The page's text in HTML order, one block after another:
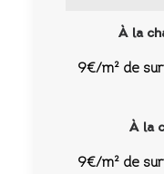
À la
9€/m² de
À la
9€/m² de